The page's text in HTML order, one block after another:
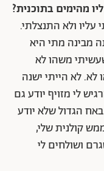
מהימים בתוכנית?
ולא התנצלתי.
מבינה מתי היא
משהו לא
לא הייתי ישנה
לי מזויף יודע גם
הגדול שלא יודע
קולנית שלי,
ושולחים לי